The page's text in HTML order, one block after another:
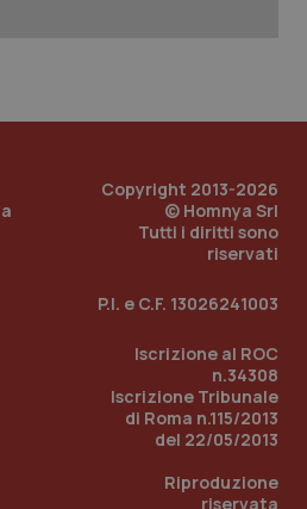
Copyright 2013-2026
© Homnya Srl
Tutti i diritti sono
riservati
P.I. e C.F. 13026241003
Iscrizione al ROC
n.34308
Iscrizione Tribunale
di Roma n.115/2013
del 22/05/2013
Riproduzione
riservata